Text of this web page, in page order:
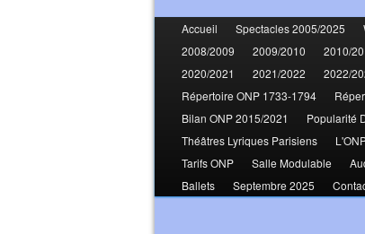
Accueil Spectacles 2005/2025
2008/2009
2009/2010 2010/
2020/2021
2021/2022 2022/
Répertoire ONP 1733-1794
Bilan ONP 2015/2021
Popularité
Théâtres Lyriques Parisiens
Tarifs ONP
Salle Modulable
Ballets
Septembre 2025